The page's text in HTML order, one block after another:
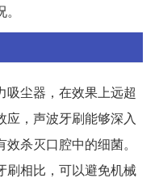
吸尘器，在效果上远超
应，声波牙刷能够深入
杀灭口腔中的细菌。
刷相比，可以避免机械